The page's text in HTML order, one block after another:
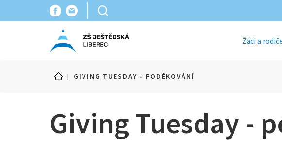
Žáci a rodiče
| GIVING TUESDAY - PODĚKOVÁNÍ
Giving Tuesday -